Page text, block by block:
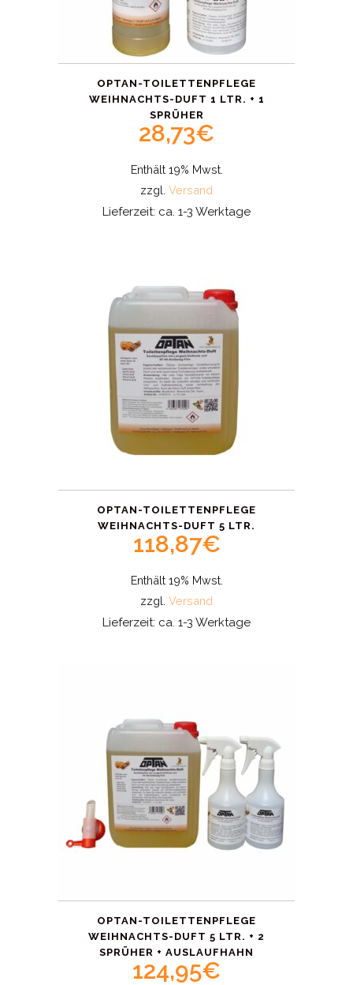
OPTAN-TOILETTENPFLEGE
WEIHNACHTS-DUFT 1 LTR. + 1
SPRÜHER
28,73€
Enthält 19% Mwst.
zzgl. Versand
Lieferzeit: ca. 1-3 Werktage
OPTAN-TOILETTENPFLEGE
WEIHNACHTS-DUFT 5 LTR.
118,87€
Enthält 19% Mwst.
zzgl. Versand
Lieferzeit: ca. 1-3 Werktage
OPTAN-TOILETTENPFLEGE
WEIHNACHTS-DUFT 5 LTR. + 2
SPRÜHER + AUSLAUFHAHN
124,95€